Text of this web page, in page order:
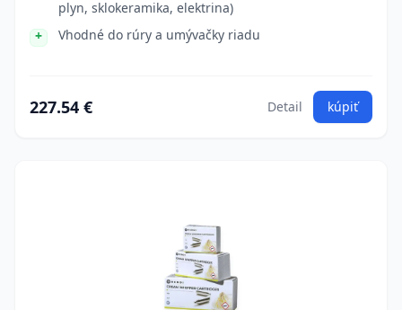
plyn, sklokeramika, elektrina)
Vhodné do rúry a umývačky riadu
227.54 € Detail kúpiť